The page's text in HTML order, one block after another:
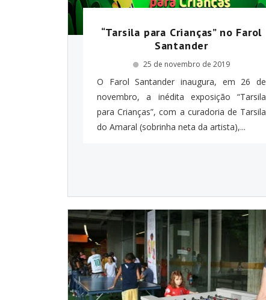
“Tarsila para Crianças” no Farol
Santander
25 de novembro de 2019
O Farol Santander inaugura, em 26 de
novembro, a inédita exposição “Tarsila
para Crianças”, com a curadoria de Tarsila
do Amaral (sobrinha neta da artista),...